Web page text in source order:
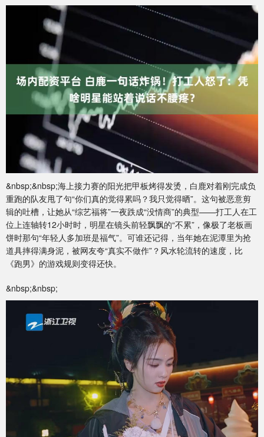
&nbsp;&nbsp;海上接力赛的阳光把甲板烤得发烫，白鹿对着刚完成负
重跑的队友甩了句“你们真的觉得累吗？我只觉得晒”。这句被恶意剪
辑的吐槽，让她从“综艺福将”一夜跌成“没情商”的典型——打工人在工
位上连轴转12小时时，明星在镜头前轻飘飘的“不累”，像极了老板画
饼时那句“年轻人多加班是福气”。可谁还记得，当年她在泥潭里为抢
道具摔得满身泥，被网友夸“真实不做作”？风水轮流转的速度，比
《跑男》的游戏规则变得还快。
&nbsp;&nbsp;